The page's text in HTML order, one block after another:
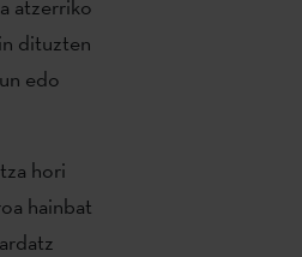
atzerriko
dituzten
edo
hori
hainbat